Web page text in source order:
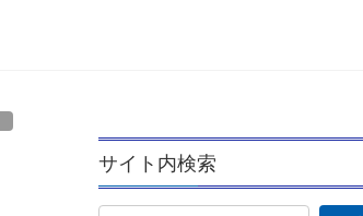
サイト内検索